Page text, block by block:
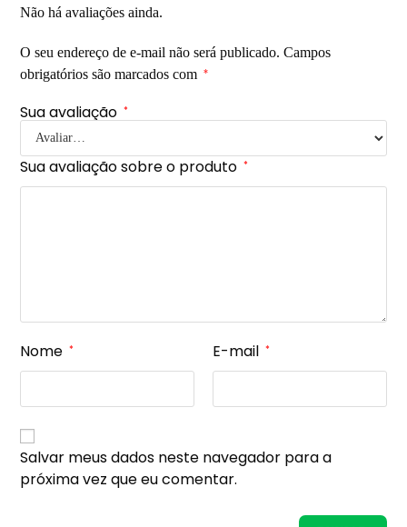
Não há avaliações ainda.
O seu endereço de e-mail não será publicado. Campos
obrigatórios são marcados com
*
Sua avaliação *
Sua avaliação sobre o produto *
Nome * E-mail *
Salvar meus dados neste navegador para a
próxima vez que eu comentar.